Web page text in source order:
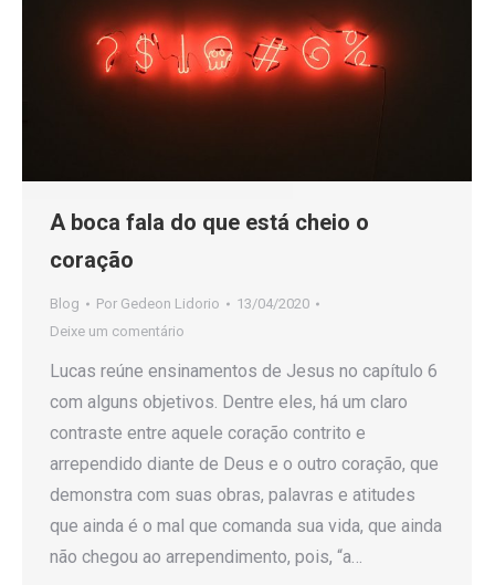
A boca fala do que está cheio o
coração
Blog Por Gedeon Lidorio
13/04/2020
Deixe um comentário
Lucas reúne ensinamentos de Jesus no capítulo 6
com alguns objetivos. Dentre eles, há um claro
contraste entre aquele coração contrito e
arrependido diante de Deus e o outro coração, que
demonstra com suas obras, palavras e atitudes
que ainda é o mal que comanda sua vida, que ainda
não chegou ao arrependimento, pois, “a…